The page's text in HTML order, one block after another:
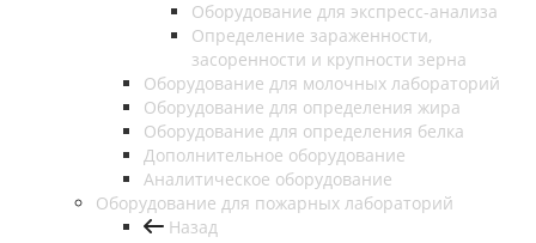
Оборудование для экспресс-анализа
Определение зараженности,
засоренности и крупности зерна
Оборудование для молочных лабораторий
Оборудование для определения жира
Оборудование для определения белка
Дополнительное оборудование
Аналитическое оборудование
Оборудование для пожарных лабораторий
Назад